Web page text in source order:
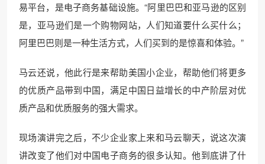
易平台，是电子商务基础设施。“阿里巴巴和亚马逊的区别
是，亚马逊们是一个购物网站，人们知道要什么买什么；
阿里巴巴则是一种生活方式，人们买到的是惊喜和体验。”
马云还说，他此行是来帮助美国小企业，帮助他们将更多
的优质产品带到中国，满足中国日益增长的中产阶层对优
质产品和优质服务的强大需求。
现场演讲完之后，不少企业家上来和马云聊天，说这次演
讲改变了他们对中国电子商务的很多认知。他到底讲了什